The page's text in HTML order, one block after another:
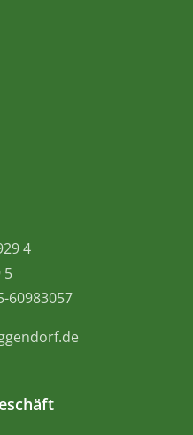
4
5
60983057